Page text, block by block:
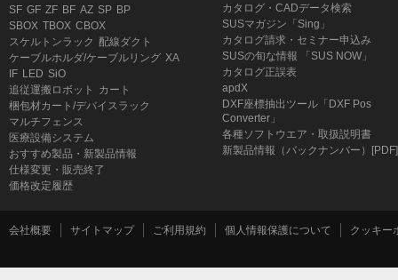
SF GF ZF BF AZ SP BP
SBOX TBOX CBOX
スケルトンラック 配線ダクト
ケーブルホルダ/ケーブルリング XA
IF LED SiO
追従運搬ロボット
カート
梱包材カート/デバイスラック
マルチフェンス
医療設備システム
おすすめ製品・新製品情報
仕様変更・販売終了
価格改定履歴
カタログ・CADデータ検索
SUSマガジン「Sing」
カタログ請求・セミナー申込み
SUSの旬な情報 「SUS NOW」
カタログ正誤表
apdX
DXF座標抽出ツール「DXF Pos
Converter」
各種ソフトウエア・取扱説明書
新製品情報（バックナンバー）[PDF]
会社概要 サイトマップ ご利用規約 個人情報保護について クッキー